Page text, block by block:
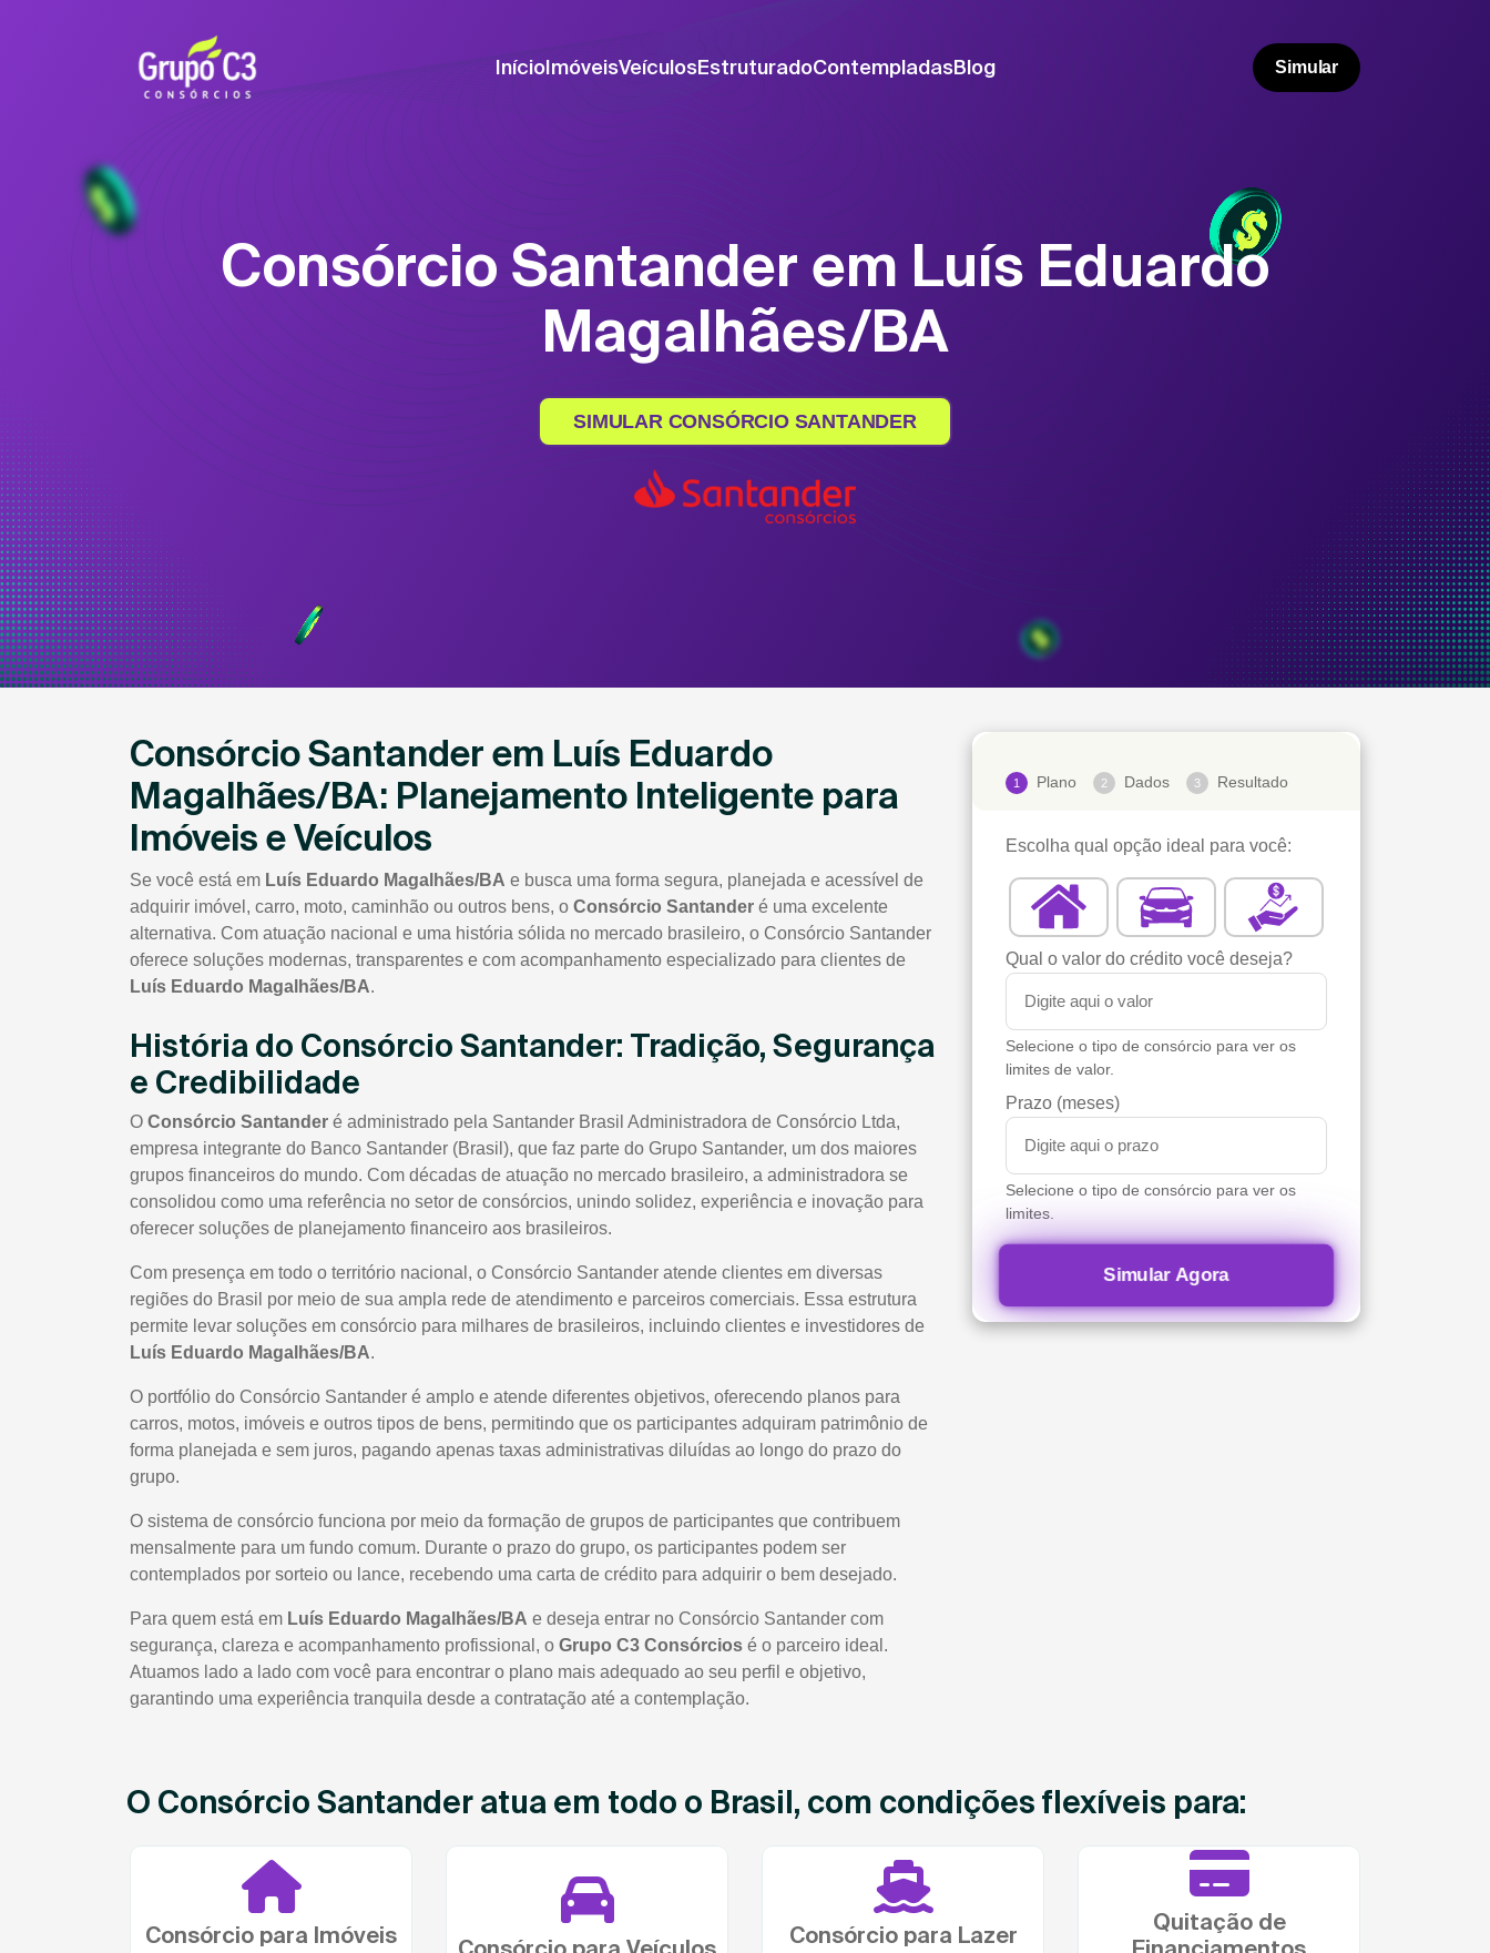
InícioImóveisVeículosEstruturadoContempladasBlog Simular
Consórcio Santander em Luís Eduardo
Magalhães/BA
SIMULAR CONSÓRCIO SANTANDER
Consórcio Santander em Luís Eduardo
Magalhães/BA: Planejamento Inteligente para
Imóveis e Veículos
Se você está em Luís Eduardo Magalhães/BA e busca uma forma segura, planejada e acessível de
adquirir imóvel, carro, moto, caminhão ou outros bens, o Consórcio Santander é uma excelente
alternativa. Com atuação nacional e uma história sólida no mercado brasileiro, o Consórcio Santander
oferece soluções modernas, transparentes e com acompanhamento especializado para clientes de
Luís Eduardo Magalhães/BA.
História do Consórcio Santander: Tradição, Segurança
e Credibilidade
O Consórcio Santander é administrado pela Santander Brasil Administradora de Consórcio Ltda,
empresa integrante do Banco Santander (Brasil), que faz parte do Grupo Santander, um dos maiores
grupos financeiros do mundo. Com décadas de atuação no mercado brasileiro, a administradora se
consolidou como uma referência no setor de consórcios, unindo solidez, experiência e inovação para
oferecer soluções de planejamento financeiro aos brasileiros.
Com presença em todo o território nacional, o Consórcio Santander atende clientes em diversas
regiões do Brasil por meio de sua ampla rede de atendimento e parceiros comerciais. Essa estrutura
permite levar soluções em consórcio para milhares de brasileiros, incluindo clientes e investidores de
Luís Eduardo Magalhães/BA.
O portfólio do Consórcio Santander é amplo e atende diferentes objetivos, oferecendo planos para
carros, motos, imóveis e outros tipos de bens, permitindo que os participantes adquiram patrimônio de
forma planejada e sem juros, pagando apenas taxas administrativas diluídas ao longo do prazo do
grupo.
O sistema de consórcio funciona por meio da formação de grupos de participantes que contribuem
mensalmente para um fundo comum. Durante o prazo do grupo, os participantes podem ser
contemplados por sorteio ou lance, recebendo uma carta de crédito para adquirir o bem desejado.
Para quem está em Luís Eduardo Magalhães/BA e deseja entrar no Consórcio Santander com
segurança, clareza e acompanhamento profissional, o Grupo C3 Consórcios é o parceiro ideal.
Atuamos lado a lado com você para encontrar o plano mais adequado ao seu perfil e objetivo,
garantindo uma experiência tranquila desde a contratação até a contemplação.
1 Plano 2 Dados 3 Resultado
Escolha qual opção ideal para você:
Qual o valor do crédito você deseja?
Selecione o tipo de consórcio para ver os
limites de valor.
Prazo (meses)
Selecione o tipo de consórcio para ver os
limites.
Simular Agora
O Consórcio Santander atua em todo o Brasil, com condições flexíveis para:
Consórcio para Imóveis Consórcio para Lazer
Quitação de